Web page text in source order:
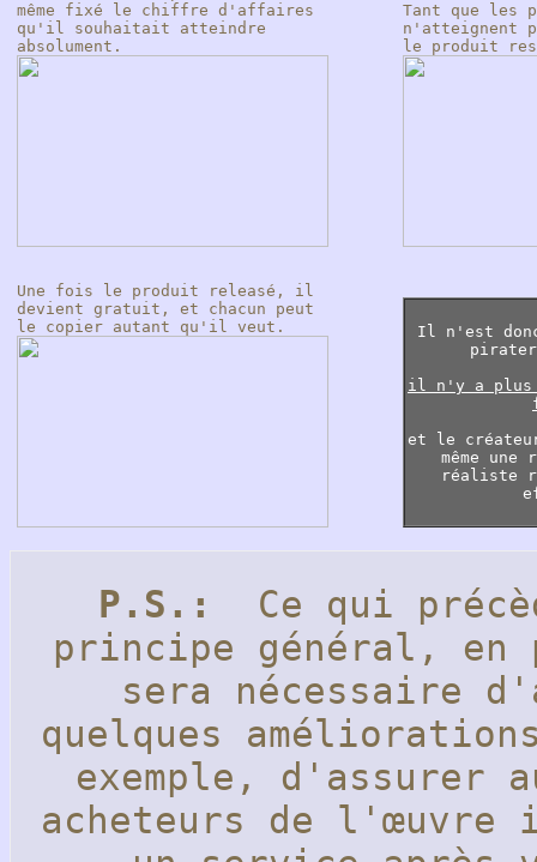
même fixé le chiffre d'affaires
qu'il souhaitait atteindre
absolument.
Tant que les
n'atteignent
le produit
Une fois le produit releasé, il
devient gratuit, et chacun peut
le copier autant qu'il veut.
Il n'est
il n'y a plus
et le
même
réaliste
P.S.:
Ce qui
principe général,
sera nécessaire
quelques
exemple, d'assurer
acheteurs de l'œuvre